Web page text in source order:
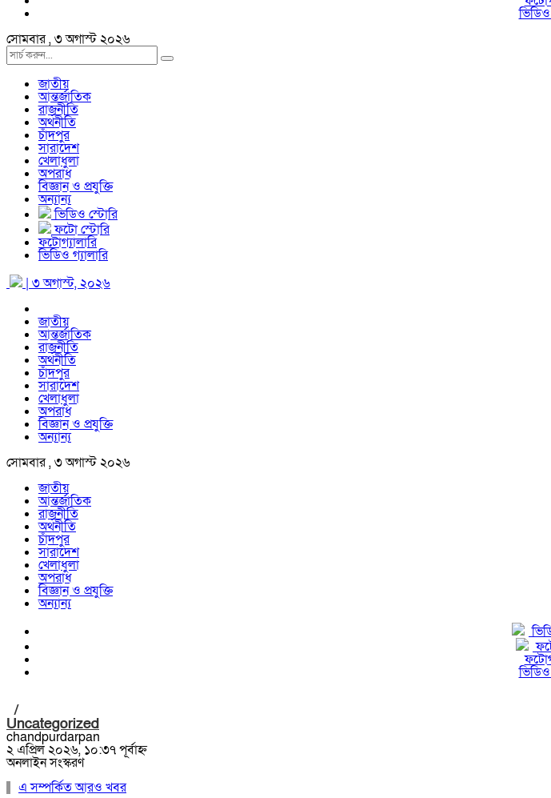
ভিডিও
সোমবার , ৩ অগাস্ট ২০২৬
জাতীয়
আন্তর্জাতিক
রাজনীতি
অর্থনীতি
চাঁদপুর
সারাদেশ
খেলাধুলা
অপরাধ
বিজ্ঞান ও প্রযুক্তি
অন্যান্য
ভিডিও স্টোরি
ফটো স্টোরি
ফটোগ্যালারি
ভিডিও গ্যালারি
| ৩ অগাস্ট, ২০২৬
জাতীয়
আন্তর্জাতিক
রাজনীতি
অর্থনীতি
চাঁদপুর
সারাদেশ
খেলাধুলা
অপরাধ
বিজ্ঞান ও প্রযুক্তি
অন্যান্য
সোমবার , ৩ অগাস্ট ২০২৬
জাতীয়
আন্তর্জাতিক
রাজনীতি
অর্থনীতি
চাঁদপুর
সারাদেশ
খেলাধুলা
অপরাধ
বিজ্ঞান ও প্রযুক্তি
অন্যান্য
ভিডিও
/
Uncategorized
chandpurdarpan
২ এপ্রিল ২০২৬, ১০:৩৭ পূর্বাহ্ন
অনলাইন সংস্করণ
এ সম্পর্কিত আরও খবর